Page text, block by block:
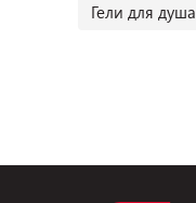
Гели для душа